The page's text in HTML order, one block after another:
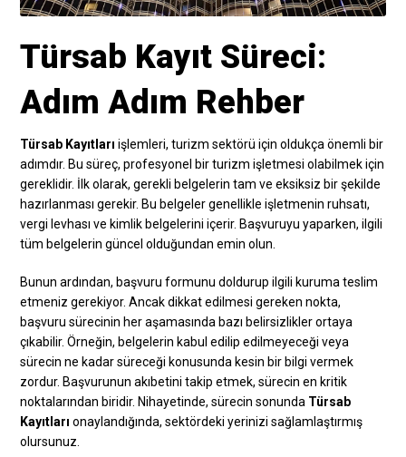
Türsab Kayıt Süreci:
Adım Adım Rehber
Türsab Kayıtları işlemleri, turizm sektörü için oldukça önemli bir
adımdır. Bu süreç, profesyonel bir turizm işletmesi olabilmek için
gereklidir. İlk olarak, gerekli belgelerin tam ve eksiksiz bir şekilde
hazırlanması gerekir. Bu belgeler genellikle işletmenin ruhsatı,
vergi levhası ve kimlik belgelerini içerir. Başvuruyu yaparken, ilgili
tüm belgelerin güncel olduğundan emin olun.
Bunun ardından, başvuru formunu doldurup ilgili kuruma teslim
etmeniz gerekiyor. Ancak dikkat edilmesi gereken nokta,
başvuru sürecinin her aşamasında bazı belirsizlikler ortaya
çıkabilir. Örneğin, belgelerin kabul edilip edilmeyeceği veya
sürecin ne kadar süreceği konusunda kesin bir bilgi vermek
zordur. Başvurunun akıbetini takip etmek, sürecin en kritik
noktalarından biridir. Nihayetinde, sürecin sonunda Türsab
Kayıtları onaylandığında, sektördeki yerinizi sağlamlaştırmış
olursunuz.